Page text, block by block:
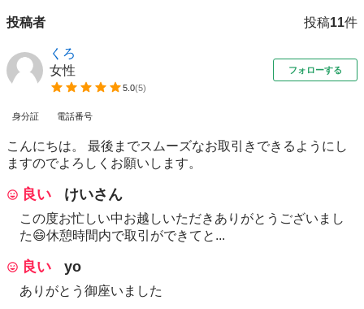
投稿者 投稿11件
くろ
女性
5.0(5)
フォローする
身分証 電話番号
こんにちは。 最後までスムーズなお取引きできるようにし
ますのでよろしくお願いします。
良い けいさん
この度お忙しい中お越しいただきありがとうございまし
た😄休憩時間内で取引ができてと...
良い yo
ありがとう御座いました